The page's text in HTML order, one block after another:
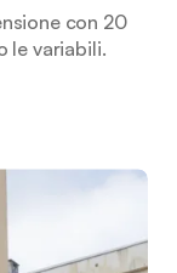
con 20
le variabili.